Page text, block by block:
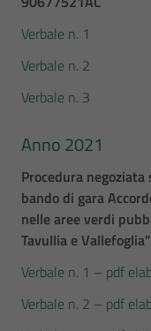
Verbale n. 1
Verbale n. 2
Verbale n. 3
Anno 2021
Procedura
bando di gara
nelle aree verdi
Tavullia e Vallefoglia”
Verbale n. 1 – pdf
Verbale n. 2 – pdf